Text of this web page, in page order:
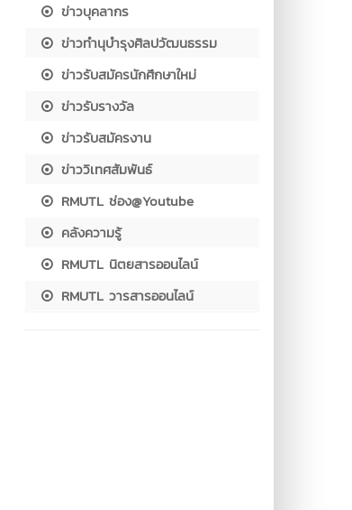
ข่าวบุคลากร
ข่าวทำนุบำรุงศิลปวัฒนธรรม
ข่าวรับสมัครนักศึกษาใหม่
ข่าวรับรางวัล
ข่าวรับสมัครงาน
ข่าววิเทศสัมพันธ์
RMUTL ช่อง@Youtube
คลังความรู้
RMUTL นิตยสารออนไลน์
RMUTL วารสารออนไลน์